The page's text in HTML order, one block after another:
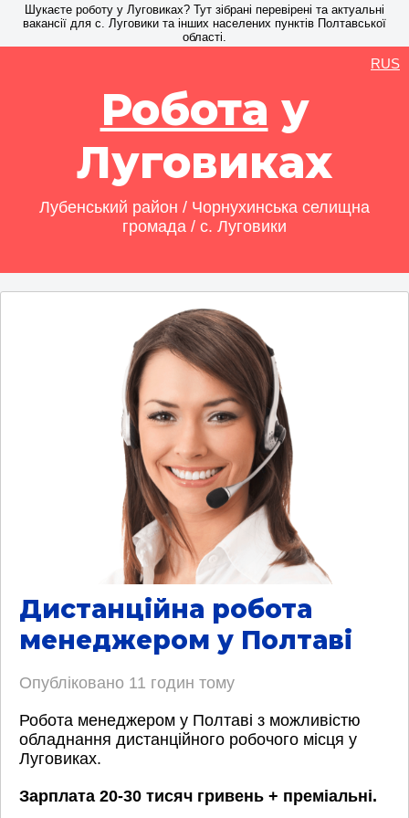
Шукаєте роботу у Луговиках? Тут зібрані перевірені та актуальні
вакансії для с. Луговики та інших населених пунктів Полтавської
області.
Робота у
Луговиках
Лубенський район / Чорнухинська селищна
громада / с. Луговики
RUS
Дистанційна робота
менеджером у Полтаві
Опубліковано 11 годин тому
Робота менеджером у Полтаві з можливістю
обладнання дистанційного робочого місця у
Луговиках.
Зарплата 20-30 тисяч гривень + преміальні.